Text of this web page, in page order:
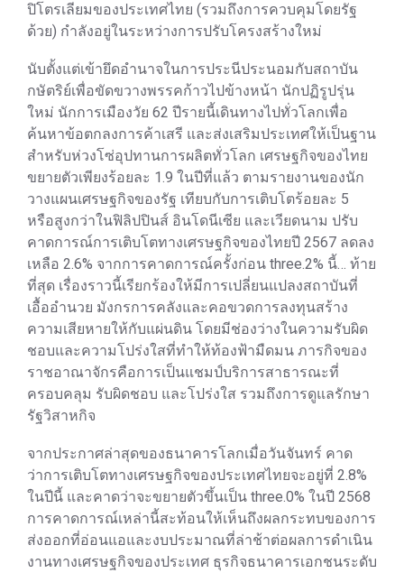
ปิโตรเลียมของประเทศไทย (รวมถึงการควบคุมโดยรัฐ
ด้วย) กำลังอยู่ในระหว่างการปรับโครงสร้างใหม่
นับตั้งแต่เข้ายึดอำนาจในการประนีประนอมกับสถาบัน
กษัตริย์เพื่อขัดขวางพรรคก้าวไปข้างหน้า นักปฏิรูปรุ่น
ใหม่ นักการเมืองวัย 62 ปีรายนี้เดินทางไปทั่วโลกเพื่อ
ค้นหาข้อตกลงการค้าเสรี และส่งเสริมประเทศให้เป็นฐาน
สำหรับห่วงโซ่อุปทานการผลิตทั่วโลก เศรษฐกิจของไทย
ขยายตัวเพียงร้อยละ 1.9 ในปีที่แล้ว ตามรายงานของนัก
วางแผนเศรษฐกิจของรัฐ เทียบกับการเติบโตร้อยละ 5
หรือสูงกว่าในฟิลิปปินส์ อินโดนีเซีย และเวียดนาม ปรับ
คาดการณ์การเติบโตทางเศรษฐกิจของไทยปี 2567 ลดลง
เหลือ 2.6% จากการคาดการณ์ครั้งก่อน three.2% นี้… ท้าย
ที่สุด เรื่องราวนี้เรียกร้องให้มีการเปลี่ยนแปลงสถาบันที่
เอื้ออำนวย มังกรการคลังและคอขวดการลงทุนสร้าง
ความเสียหายให้กับแผ่นดิน โดยมีช่องว่างในความรับผิด
ชอบและความโปร่งใสที่ทำให้ท้องฟ้ามืดมน ภารกิจของ
ราชอาณาจักรคือการเป็นแชมป์บริการสาธารณะที่
ครอบคลุม รับผิดชอบ และโปร่งใส รวมถึงการดูแลรักษา
รัฐวิสาหกิจ
จากประกาศล่าสุดของธนาคารโลกเมื่อวันจันทร์ คาด
ว่าการเติบโตทางเศรษฐกิจของประเทศไทยจะอยู่ที่ 2.8%
ในปีนี้ และคาดว่าจะขยายตัวขึ้นเป็น three.0% ในปี 2568
การคาดการณ์เหล่านี้สะท้อนให้เห็นถึงผลกระทบของการ
ส่งออกที่อ่อนแอและงบประมาณที่ล่าช้าต่อผลการดำเนิน
งานทางเศรษฐกิจของประเทศ ธุรกิจธนาคารเอกชนระดับ